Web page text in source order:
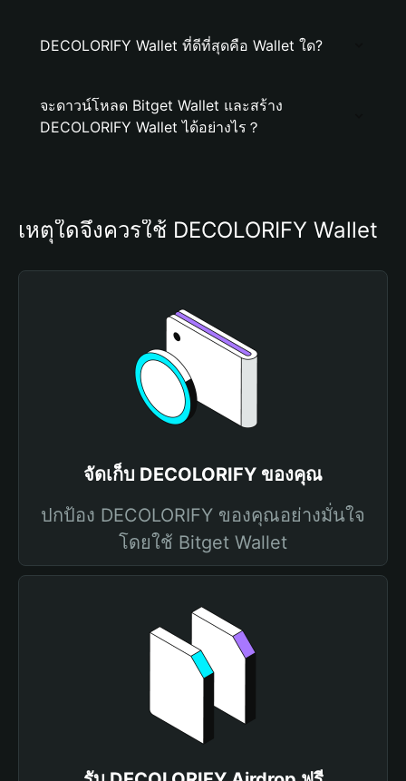
DECOLORIFY Wallet ที่ดีที่สุดคือ Wallet ใด?
จะดาวน์โหลด Bitget Wallet และสร้าง
DECOLORIFY Wallet ได้อย่างไร？
เหตุใดจึงควรใช้ DECOLORIFY Wallet
จัดเก็บ DECOLORIFY ของคุณ
ปกป้อง DECOLORIFY ของคุณอย่างมั่นใจ
โดยใช้ Bitget Wallet